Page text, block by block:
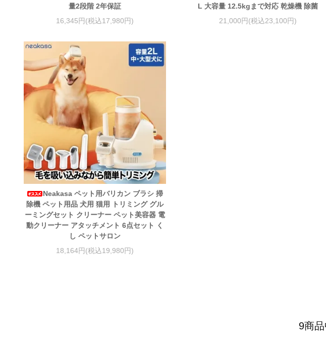
量2段階 2年保証
16,345円(税込17,980円)
L 大容量 12.5kgまで対応 乾燥機 除菌
21,000円(税込23,100円)
Neakasa ペット用バリカン ブラシ 掃
除機 ペット用品 犬用 猫用 トリミング グル
ーミングセット クリーナー ペット美容器 電
動クリーナー アタッチメント 6点セット く
し ペットサロン
18,164円(税込19,980円)
9商